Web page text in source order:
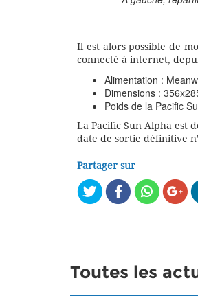
Il est alors possible de
connecté à internet,
Alimentation :
Dimensions :
Poids de la Pacific
La Pacific Sun Alpha est
date de sortie définitive
Partager sur
Toutes les